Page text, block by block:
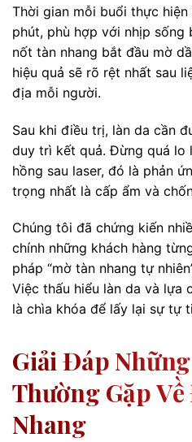
Thời gian mỗi buổi thực
phút, phù hợp với nhịp sống
nốt tàn nhang bắt đầu mờ
hiệu quả sẽ rõ rệt nhất sau
địa mỗi người.
Sau khi điều trị, làn da cần
duy trì kết quả. Đừng quá lo
hồng sau laser, đó là phản
trọng nhất là cấp ẩm và
Chúng tôi đã chứng kiến
chính những khách hàng
pháp “mờ tàn nhang tự
Việc thấu hiểu làn da và lựa
là chìa khóa để lấy lại sự tự
Giải Đáp
Thường Gặp
Nhang